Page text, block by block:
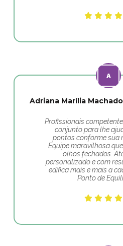
Adriana Marília
Profissionais
conjunto para lhe
pontos conforme sua
Equipe maravilhosa
olhos fechados.
personalizado e com
edifica mais e mais a
Ponto de